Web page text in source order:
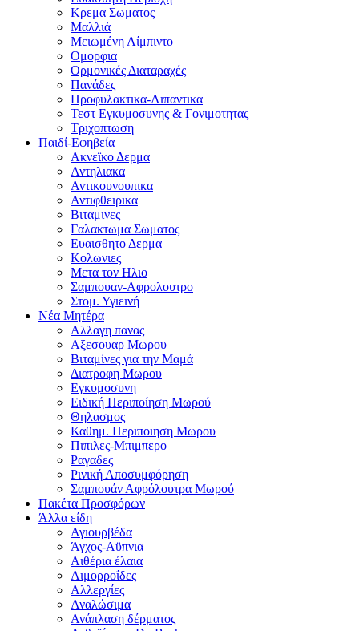
Κρεμα Σωματος
Μαλλιά
Μειωμένη Λίμπιντο
Ομορφια
Ορμονικές Διαταραχές
Πανάδες
Προφυλακτικα-Λιπαντικα
Τεστ Εγκυμοσυνης & Γονιμοτητας
Τριχοπτωση
Παιδί-Εφηβεία
Ακνεϊκο Δερμα
Αντηλιακα
Αντικουνουπικα
Αντιφθειρικα
Βιταμινες
Γαλακτωμα Σωματος
Ευαισθητο Δερμα
Κολωνιες
Μετα τον Ηλιο
Σαμπουαν-Αφρολουτρο
Στομ. Υγιεινή
Νέα Μητέρα
Αλλαγη πανας
Αξεσουαρ Μωρου
Βιταμίνες για την Μαμά
Διατροφη Μωρου
Εγκυμοσυνη
Ειδική Περιποίηση Μωρού
Θηλασμος
Καθημ. Περιποιηση Μωρου
Πιπιλες-Μπιμπερο
Ραγαδες
Ρινική Αποσυμφόρηση
Σαμπουάν Αφρόλουτρα Μωρού
Πακέτα Προσφόρων
Άλλα είδη
Αγιουρβέδα
Άγχος-Αϋπνια
Αιθέρια έλαια
Αιμορροΐδες
Αλλεργίες
Αναλώσιμα
Ανάπλαση δέρματος